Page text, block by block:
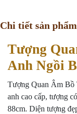
Chi tiết sản phẩm
Tượng
Anh Ngồi
Tượng Quan Âm Bồ
anh cao cấp, tượng
88cm. Diện tượng